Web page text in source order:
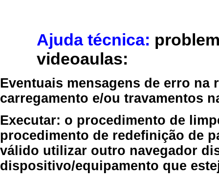
Ajuda técnica:
videoaulas:
Eventuais mensagens de erro
carregamento e/ou travamentos
Executar: o procedimento de
procedimento de redefinição de
válido utilizar outro navegador
dispositivo/equipamento que